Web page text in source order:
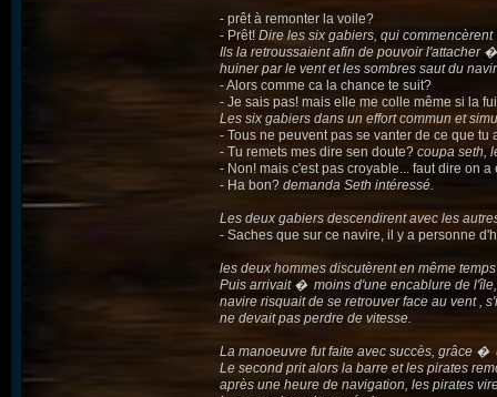
- prêt à remonter la voile?
- Prêt! Dire les six gabiers, qui
Ils la retroussaient afin de pouvoir l'attacher
huiner par le vent et les sombres saut du
- Alors comme ca la chance te suit?
- Je sais pas! mais elle me colle même si la
Les six gabiers dans un effort commun et
- Tous ne peuvent pas se vanter de ce que tu
- Tu remets mes dire sen doute? coupa seth,
- Non! mais c'est pas croyable... faut dire on
- Ha bon? demanda Seth intéressé.
Les deux gabiers descendirent avec les
- Saches que sur ce navire, il y a personne
les deux hommes discutèrent en même
Puis arrivait � moins d'une encablure de
navire risquait de se retrouver face au vent ,
ne devait pas perdre de vitesse.
La manoeuvre fut faite avec succès, grâce
Le second prit alors la barre et les pirates
après une heure de navigation, les pirates